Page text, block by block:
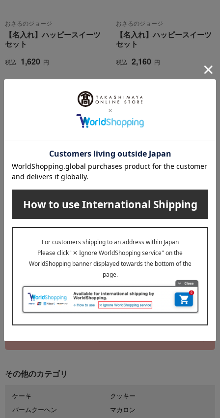
おさるのジョージ
【名入れ】ハッピースイーツ
セット
税込 1,620 円
おさるのジョージ
【名入れ】ハッピースイーツ
セット
税込 2,160 円
おさるのジョージ
【名入れ】ハッピースイーツ
セット
円
1
7件 (1/1ページ）
その他のカテゴリ
ケーキ
クッキー
バームクーヘン
マカロン